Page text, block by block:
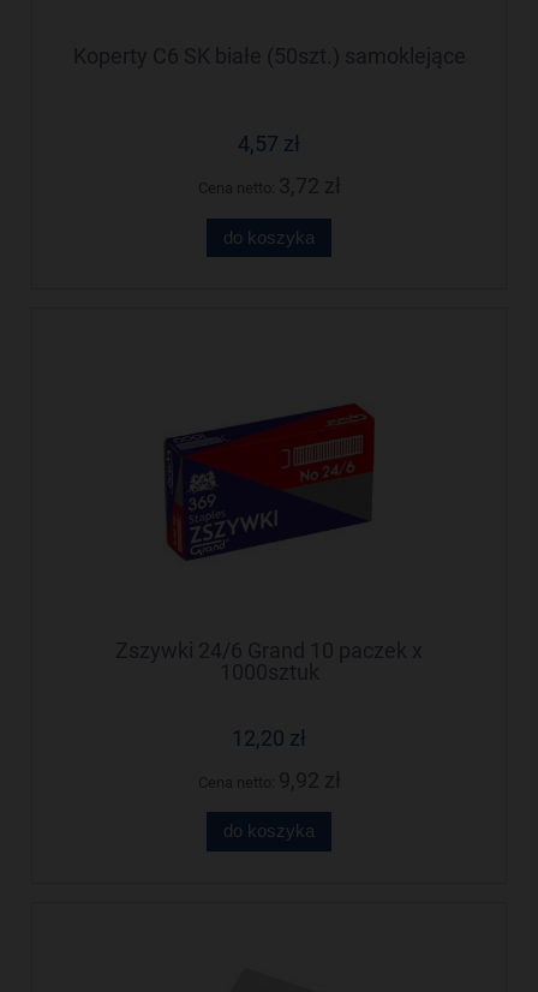
Koperty C6 SK białe (50szt.) samoklejące
4,57 zł
do koszyka
Zszywki 24/6 Grand 10 paczek x
1000sztuk
12,20 zł
do koszyka